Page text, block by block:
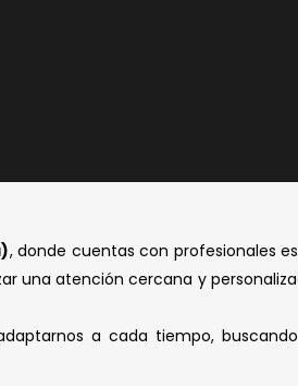
, donde cuentas con profesionales
una atención cercana y
a cada tiempo,